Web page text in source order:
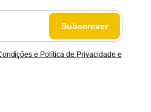
Subscrever
e Política de Privacidade e